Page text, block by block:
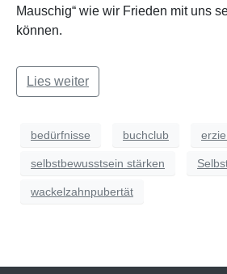
Mauschig“ wie wir Frieden mit uns
können.
Lies weiter
bedürfnisse buchclub
selbstbewusstsein stärken
wackelzahnpubertät